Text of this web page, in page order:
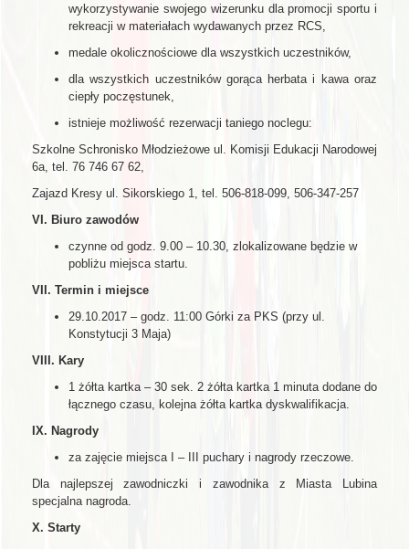
wykorzystywanie swojego wizerunku dla promocji sportu i
rekreacji w materiałach wydawanych przez RCS,
medale okolicznościowe dla wszystkich uczestników,
dla wszystkich uczestników gorąca herbata i kawa oraz
ciepły poczęstunek,
istnieje możliwość rezerwacji taniego noclegu:
Szkolne Schronisko Młodzieżowe ul. Komisji Edukacji Narodowej
6a, tel. 76 746 67 62,
Zajazd Kresy ul. Sikorskiego 1, tel. 506-818-099, 506-347-257
VI. Biuro zawodów
czynne od godz. 9.00 – 10.30, zlokalizowane będzie w
pobliżu miejsca startu.
VII. Termin i miejsce
29.10.2017 – godz. 11:00 Górki za PKS (przy ul.
Konstytucji 3 Maja)
VIII. Kary
1 żółta kartka – 30 sek. 2 żółta kartka 1 minuta dodane do
łącznego czasu, kolejna żółta kartka dyskwalifikacja.
IX. Nagrody
za zajęcie miejsca I – III puchary i nagrody rzeczowe.
Dla najlepszej zawodniczki i zawodnika z Miasta Lubina
specjalna nagroda.
X. Starty